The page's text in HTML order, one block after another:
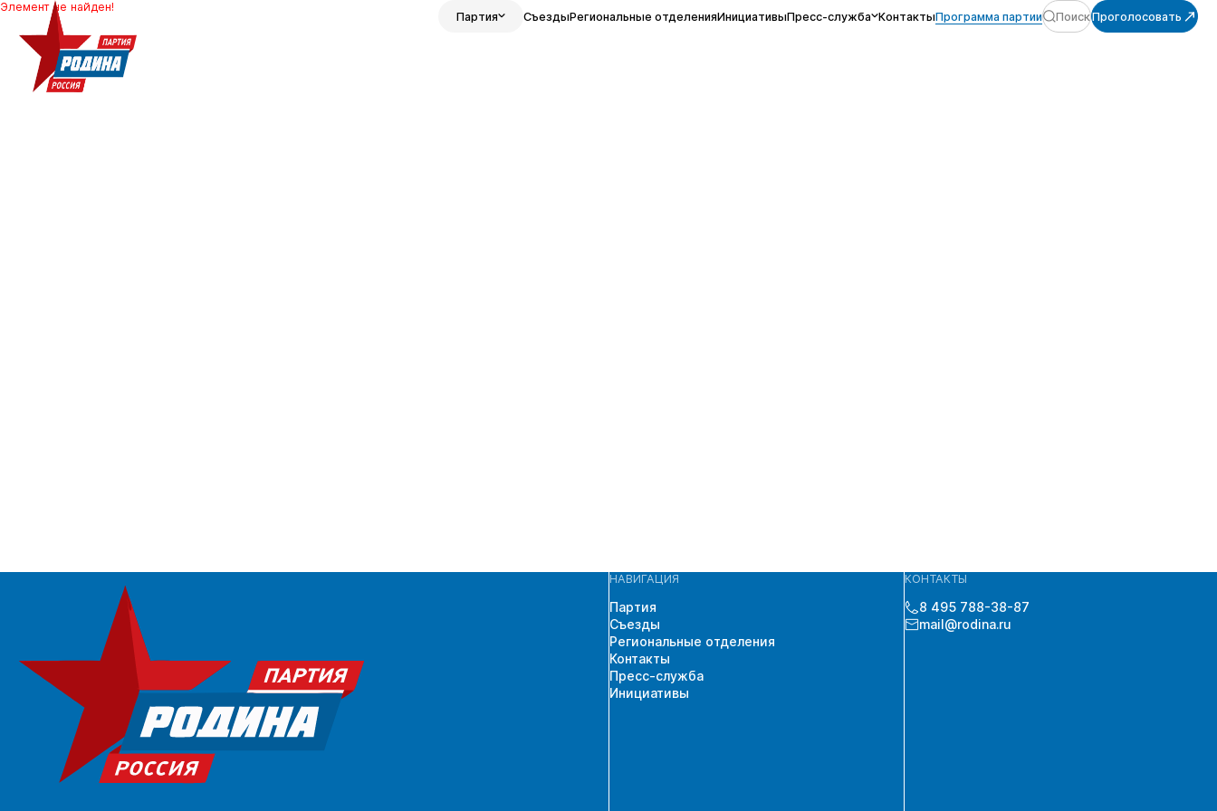
Партия СъездыРегиональные отделенияИнициативыПресс-служба КонтактыПрограмма партии ПоискПроголосовать
Элемент не найден!
НАВИГАЦИЯ
Партия
Съезды
Региональные отделения
Контакты
Пресс-служба
Инициативы
КОНТАКТЫ
8 495 788-38-87
mail@rodina.ru